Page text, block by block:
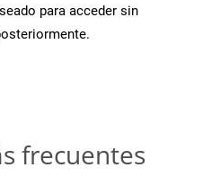
para acceder sin
frecuentes